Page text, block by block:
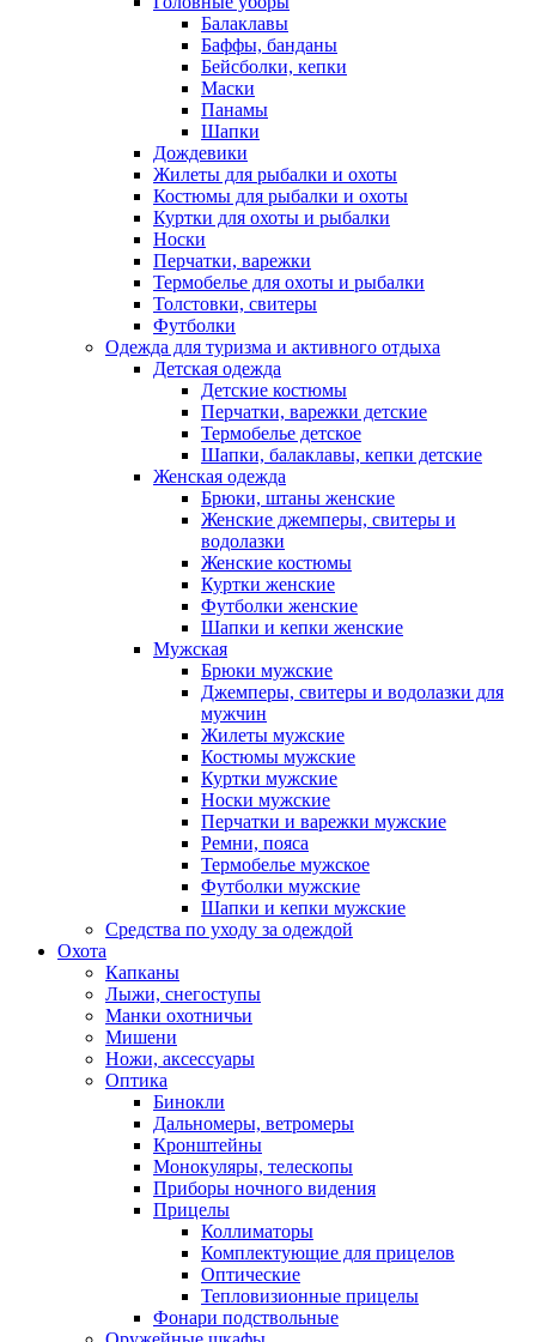
Балаклавы
Баффы, банданы
Бейсболки, кепки
Маски
Панамы
Шапки
Дождевики
Жилеты для рыбалки и охоты
Костюмы для рыбалки и охоты
Куртки для охоты и рыбалки
Носки
Перчатки, варежки
Термобелье для охоты и рыбалки
Толстовки, свитеры
Футболки
Одежда для туризма и активного отдыха
Детская одежда
Детские костюмы
Перчатки, варежки детские
Термобелье детское
Шапки, балаклавы, кепки детские
Женская одежда
Брюки, штаны женские
Женские джемперы, свитеры и
водолазки
Женские костюмы
Куртки женские
Футболки женские
Шапки и кепки женские
Мужская
Брюки мужские
Джемперы, свитеры и водолазки для
мужчин
Жилеты мужские
Костюмы мужские
Куртки мужские
Носки мужские
Перчатки и варежки мужские
Ремни, пояса
Термобелье мужское
Футболки мужские
Шапки и кепки мужские
Средства по уходу за одеждой
Охота
Капканы
Лыжи, снегоступы
Манки охотничьи
Мишени
Ножи, аксессуары
Оптика
Бинокли
Дальномеры, ветромеры
Кронштейны
Монокуляры, телескопы
Приборы ночного видения
Прицелы
Коллиматоры
Комплектующие для прицелов
Оптические
Тепловизионные прицелы
Фонари подствольные